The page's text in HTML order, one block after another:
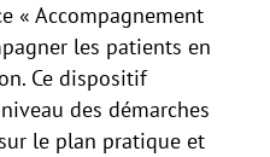
« Accompagnement
les patients en
Ce dispositif
des démarches
le plan pratique et